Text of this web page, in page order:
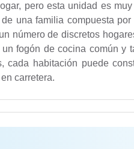
pero esta unidad es
una familia compuesta
número de discretos
fogón de cocina común y
cada habitación puede
carretera.